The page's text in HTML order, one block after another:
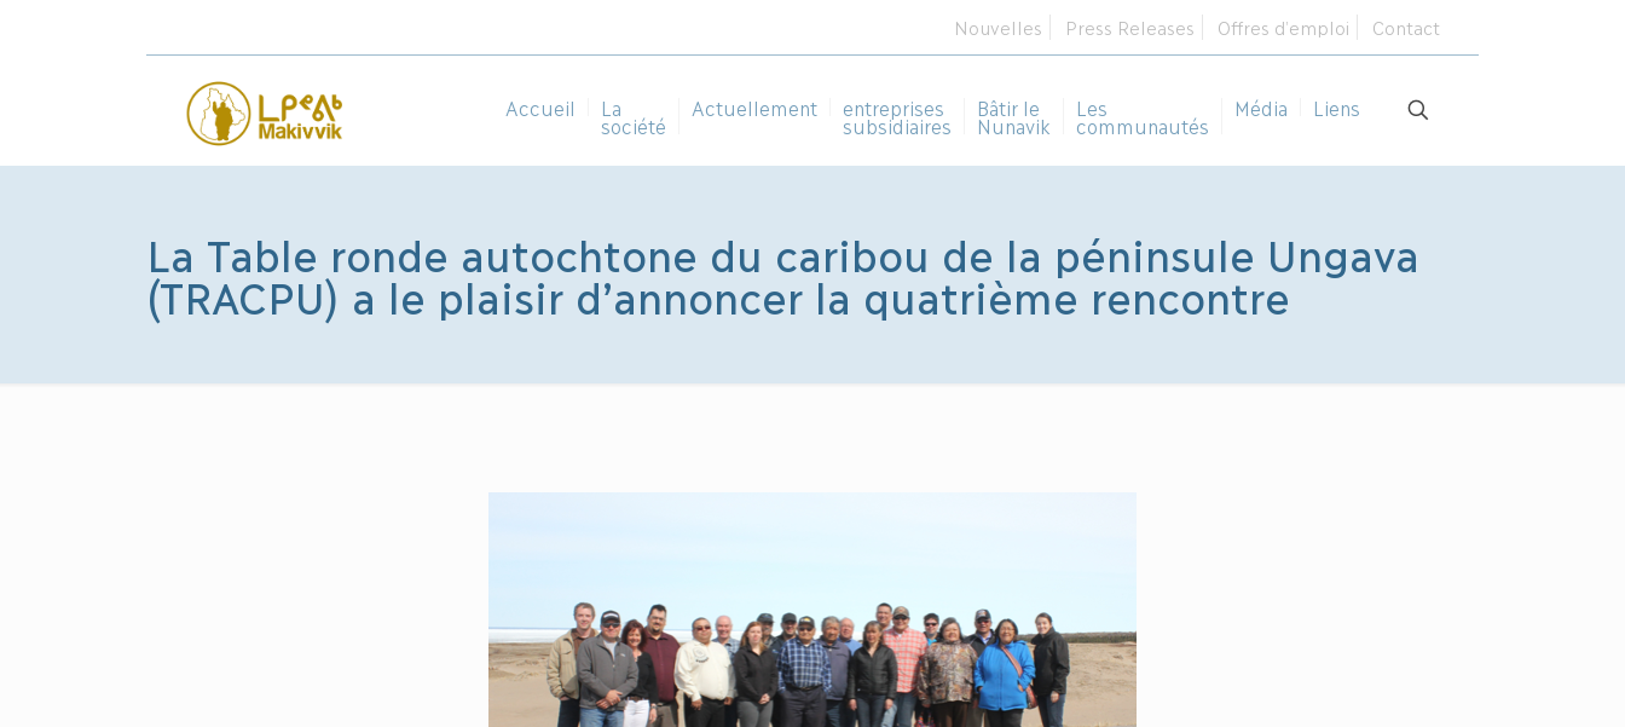
Nouvelles Press Releases Offres d’emploi Contact
Accueil La
société
Actuellement entreprises
subsidiaires
Bâtir le
Nunavik
Les
communautés
Média Liens
La Table ronde autochtone du caribou de la péninsule Ungava
(TRACPU) a le plaisir d’annoncer la quatrième rencontre